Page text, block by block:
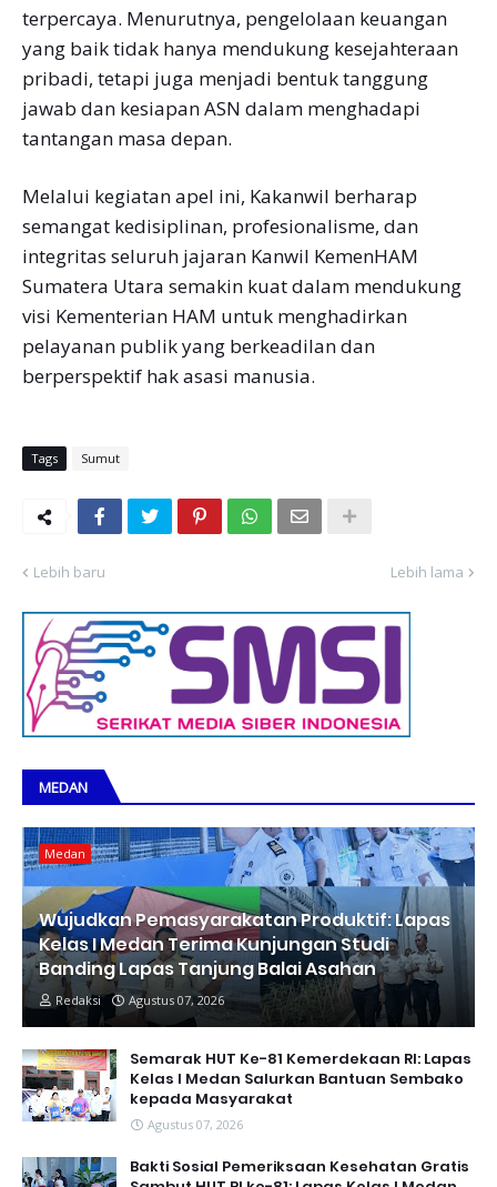
terpercaya. Menurutnya, pengelolaan keuangan
yang baik tidak hanya mendukung kesejahteraan
pribadi, tetapi juga menjadi bentuk tanggung
jawab dan kesiapan ASN dalam menghadapi
tantangan masa depan.
Melalui kegiatan apel ini, Kakanwil berharap
semangat kedisiplinan, profesionalisme, dan
integritas seluruh jajaran Kanwil KemenHAM
Sumatera Utara semakin kuat dalam mendukung
visi Kementerian HAM untuk menghadirkan
pelayanan publik yang berkeadilan dan
berperspektif hak asasi manusia.
Tags Sumut
Lebih baru Lebih lama
MEDAN
Medan
Wujudkan Pemasyarakatan Produktif: Lapas
Kelas I Medan Terima Kunjungan Studi
Banding Lapas Tanjung Balai Asahan
Redaksi Agustus 07, 2026
Semarak HUT Ke-81 Kemerdekaan RI: Lapas
Kelas I Medan Salurkan Bantuan Sembako
kepada Masyarakat
Agustus 07, 2026
Bakti Sosial Pemeriksaan Kesehatan Gratis